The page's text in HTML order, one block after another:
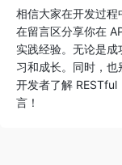
相信大家在开发过
在留言区分享你在
实践经验。无论是
习和成长。同时，
开发者了解 RESTful
言！